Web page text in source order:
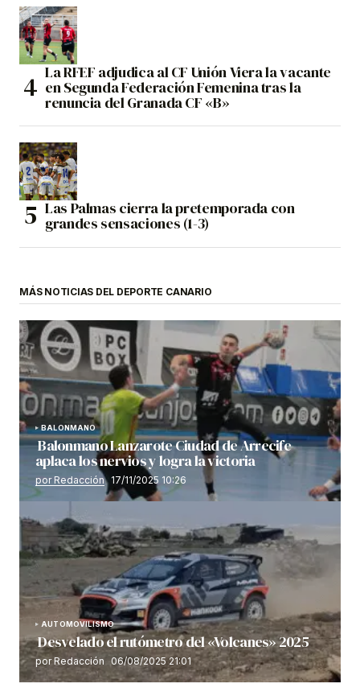
La RFEF adjudica al CF Unión Viera la vacante
en Segunda Federación Femenina tras la
renuncia del Granada CF «B»
Las Palmas cierra la pretemporada con
grandes sensaciones (1-3)
MÁS NOTICIAS DEL DEPORTE CANARIO
BALONMANO
Balonmano Lanzarote Ciudad de Arrecife
aplaca los nervios y logra la victoria
por Redacción 17/11/2025 10:26
AUTOMOVILISMO
Desvelado el rutómetro del «Volcanes» 2025
por Redacción 06/08/2025 21:01